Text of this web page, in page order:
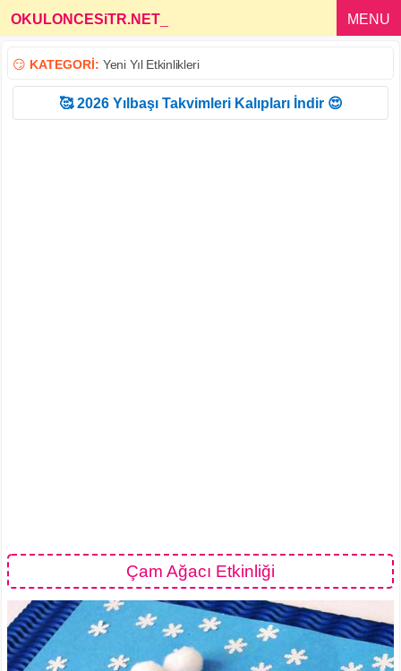
OKULONCESiTR.NET MENU
😏 KATEGORİ: Yeni Yıl Etkinlikleri
🥰 2026 Yılbaşı Takvimleri Kalıpları İndir 😍
Çam Ağacı Etkinliği